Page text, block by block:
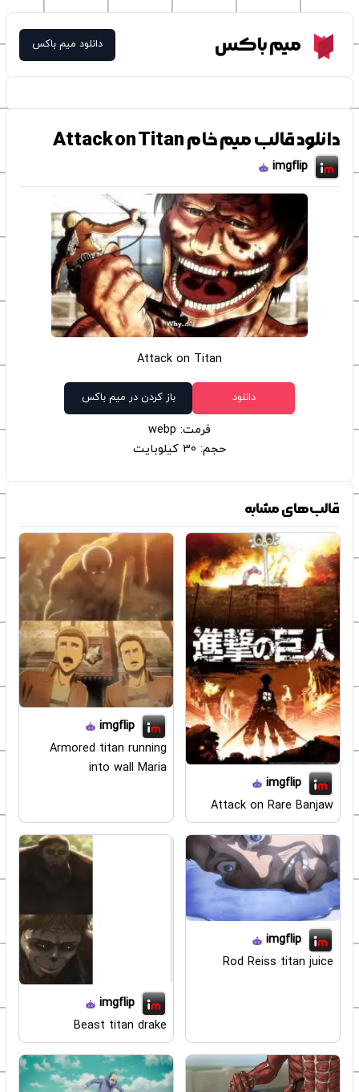
Meme Boxمیم باکس دانلود میم باکس
دانلود قالب میم خام Attack on Titan
imgflip
Attack on Titan
دانلود باز کردن در میم باکس
فرمت: webp
حجم: 30 کیلوبایت
قالب‌های مشابه
imgflip
Attack on Rare Banjaw
imgflip
Armored titan running
into wall Maria
imgflip
Rod Reiss titan juice
imgflip
Beast titan drake